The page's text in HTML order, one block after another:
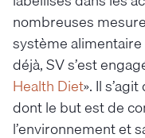
nombreuses
système
déjà, SV s’est
Health Diet». Il
dont le but est de
l’environnement et